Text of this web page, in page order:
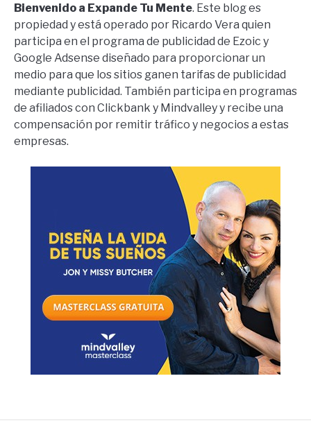
Bienvenido a Expande Tu Mente. Este blog es
propiedad y está operado por Ricardo Vera quien
participa en el programa de publicidad de Ezoic y
Google Adsense diseñado para proporcionar un
medio para que los sitios ganen tarifas de publicidad
mediante publicidad. También participa en programas
de afiliados con Clickbank y Mindvalley y recibe una
compensación por remitir tráfico y negocios a estas
empresas.